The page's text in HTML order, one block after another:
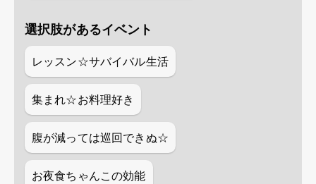
選択肢があるイベント
レッスン☆サバイバル生活
集まれ☆お料理好き
腹が減っては巡回できぬ☆
お夜食ちゃんこの効能